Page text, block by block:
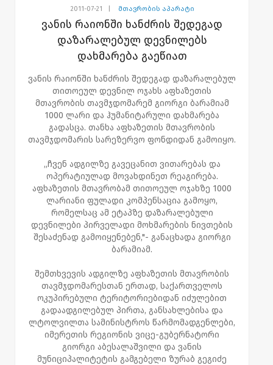
2011-07-21 მთავრობის აპარატი
ვანის რაიონში ხანძრის შედეგად
დაზარალებულ დევნილებს
დახმარება გაეწიათ
ვანის რაიონში ხანძრის შედეგად დაზარალებულ
თითოეულ დევნილ ოჯახს აფხაზეთის
მთავრობის თავმჯდომარემ გიორგი ბარამიამ
1000 ლარი და ჰუმანიტარული დახმარება
გადასცა. თანხა აფხაზეთის მთავრობის
თავმჯდომარის სარეზერვო ფონდიდან გამოიყო.
,,ჩვენ ადგილზე გავეცანით ვითარებას და
ოპერატიულად მოვახდინეთ რეაგირება.
აფხაზეთის მთავრობამ თითოეულ ოჯახზე 1000
ლარიანი ფულადი კომპენსაცია გამოყო,
რომელსაც ამ ეტაპზე დაზარალებული
დევნილები პირველადი მოხმარების ნივთების
შესაძენად გამოიყენებენ,"- განაცხადა გიორგი
ბარამიამ.
შემთხვევის ადგილზე აფხაზეთის მთავრობის
თავმჯდომარესთან ერთად, საქართველოს
ოკუპირებული ტერიტორიებიდან იძულებით
გადაადგილებულ პირთა, განსახლებისა და
ლტოლვილთა სამინისტროს წარმომადგენლები,
იმერეთის რეგიონის ვიცე-გუბერნატორი
გიორგი აბესალაშვილი და ვანის
მუნიციპალიტეტის გამგებელი ზურაბ გეგიძე